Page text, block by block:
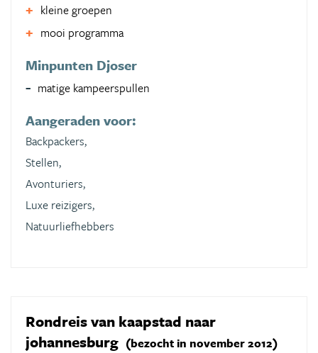
kleine groepen
mooi programma
Minpunten Djoser
matige kampeerspullen
Aangeraden voor:
Backpackers,
Stellen,
Avonturiers,
Luxe reizigers,
Natuurliefhebbers
Rondreis van kaapstad naar
johannesburg (bezocht in november 2012)